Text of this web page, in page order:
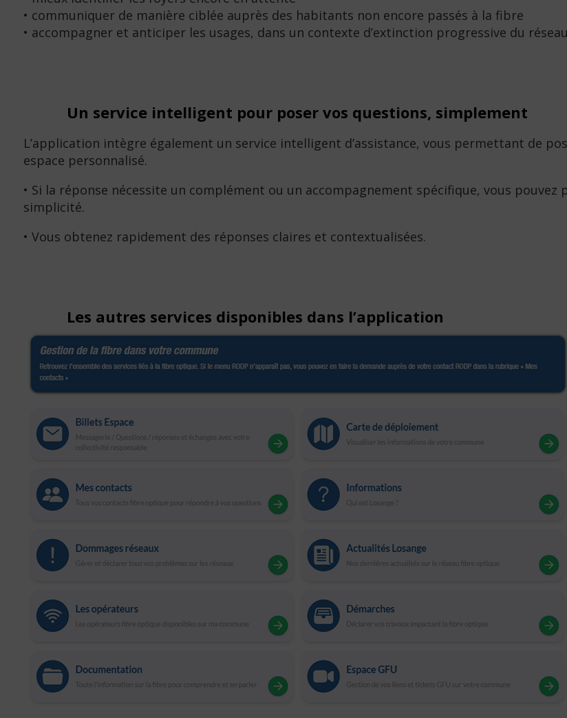
• communiquer de manière ciblée auprès des habitants non encore passés à la fibre
• accompagner et anticiper les usages, dans un contexte d’extinction progressive du
Un service intelligent pour poser vos questions, simplement
L’application intègre également un service intelligent d’assistance, vous permettant de
espace personnalisé.
• Si la réponse nécessite un complément ou un accompagnement spécifique, vous
simplicité.
• Vous obtenez rapidement des réponses claires et contextualisées.
Les autres services disponibles dans l’application